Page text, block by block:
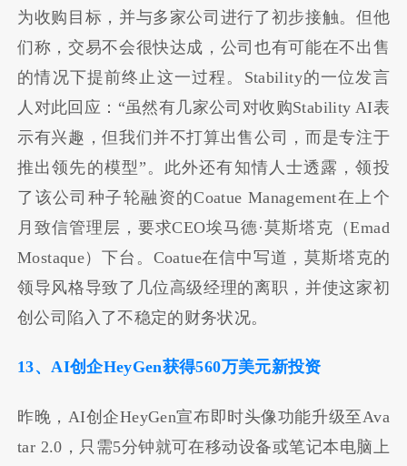
为收购目标，并与多家公司进行了初步接触。但他
们称，交易不会很快达成，公司也有可能在不出售
的情况下提前终止这一过程。Stability的一位发言
人对此回应：“虽然有几家公司对收购Stability AI表
示有兴趣，但我们并不打算出售公司，而是专注于
推出领先的模型”。此外还有知情人士透露，领投
了该公司种子轮融资的Coatue Management在上个
月致信管理层，要求CEO埃马德·莫斯塔克（Emad
Mostaque）下台。Coatue在信中写道，莫斯塔克的
领导风格导致了几位高级经理的离职，并使这家初
创公司陷入了不稳定的财务状况。
13、AI创企HeyGen获得560万美元新投资
昨晚，AI创企HeyGen宣布即时头像功能升级至Ava
tar 2.0，只需5分钟就可在移动设备或笔记本电脑上